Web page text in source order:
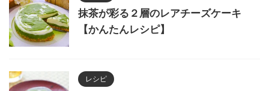
抹茶が彩る２層のレアチーズケーキ
【かんたんレシピ】
レシピ